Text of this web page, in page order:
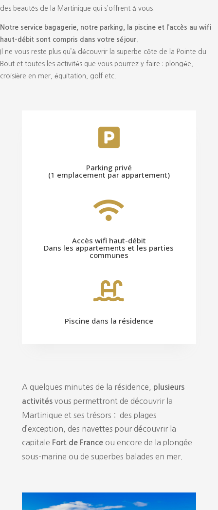
des beautés de la Martinique qui s’offrent à vous.
Notre service bagagerie, notre parking, la piscine et l’accès au wifi
haut-débit sont compris dans votre séjour.
Il ne vous reste plus qu’à découvrir la superbe côte de la Pointe du
Bout et toutes les activités que vous pourrez y faire : plongée,
croisière en mer, équitation, golf etc.

Parking privé
(1 emplacement par appartement)

Accès wifi haut-débit
Dans les appartements et les parties
communes

Piscine dans la résidence
A quelques minutes de la résidence,
plusieurs
activitésvous permettront de découvrir la
Martinique et ses trésors : des plages
d’exception, des navettes pour découvrir la
capitale Fort de Franceou encore de la plongée
sous-marine ou de superbes balades en mer.